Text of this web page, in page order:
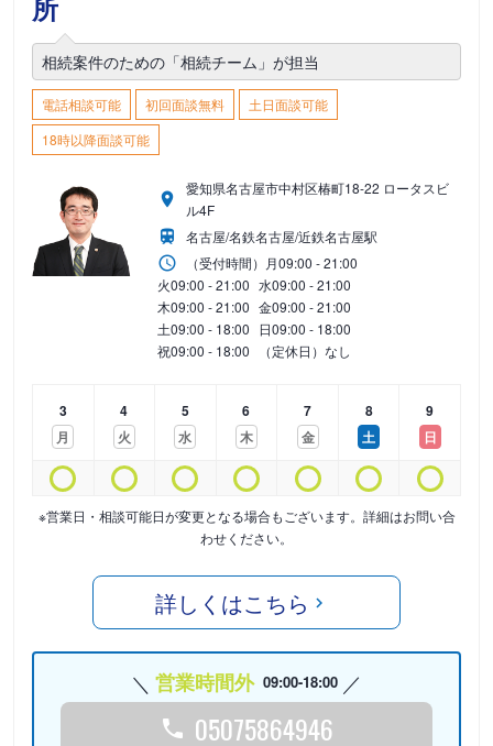
所
相続案件のための「相続チーム」が担当
電話相談可能 初回面談無料
土日面談可能
18時以降面談可能
愛知県名古屋市中村区椿町18-22 ロータスビ
ル4F
名古屋/名鉄名古屋/近鉄名古屋駅
（受付時間） 月09:00 - 21:00
火09:00 - 21:00 水09:00 - 21:00
木09:00 - 21:00 金09:00 - 21:00
土09:00 - 18:00 日09:00 - 18:00
祝09:00 - 18:00 （定休日）なし
3
月
4
火
5
水
6
木
7
金
8
土
9
日
※営業日・相談可能日が変更となる場合もございます。詳細はお問い合
わせください。
詳しくはこちら
営業時間外 09:00-18:00
05075864946